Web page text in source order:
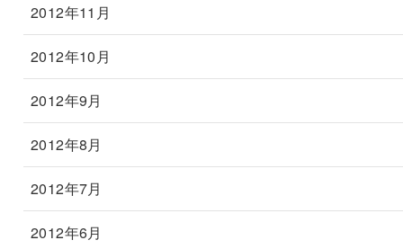
2012年11月
2012年10月
2012年9月
2012年8月
2012年7月
2012年6月